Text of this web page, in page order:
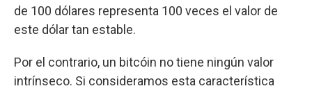
de 100 dólares representa 100 veces el valor de
este dólar tan estable.
Por el contrario, un bitcóin no tiene ningún valor
intrínseco. Si consideramos esta característica